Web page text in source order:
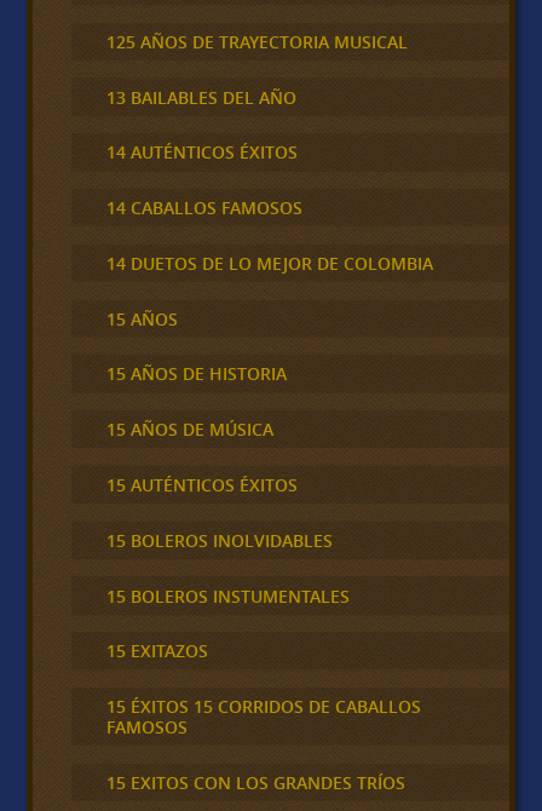
125 AÑOS DE TRAYECTORIA MUSICAL
13 BAILABLES DEL AÑO
14 AUTÉNTICOS ÉXITOS
14 CABALLOS FAMOSOS
14 DUETOS DE LO MEJOR DE COLOMBIA
15 AÑOS
15 AÑOS DE HISTORIA
15 AÑOS DE MÚSICA
15 AUTÉNTICOS ÉXITOS
15 BOLEROS INOLVIDABLES
15 BOLEROS INSTUMENTALES
15 EXITAZOS
15 ÉXITOS 15 CORRIDOS DE CABALLOS
FAMOSOS
15 EXITOS CON LOS GRANDES TRÍOS